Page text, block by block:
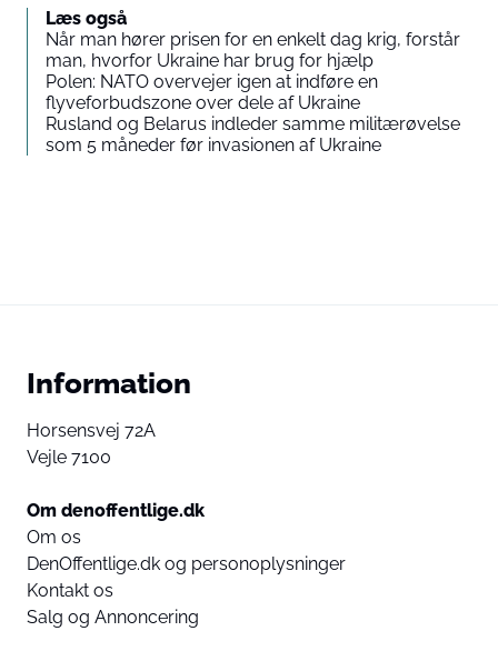
Læs også
Når man hører prisen for en enkelt dag krig, forstår
man, hvorfor Ukraine har brug for hjælp
Polen: NATO overvejer igen at indføre en
flyveforbudszone over dele af Ukraine
Rusland og Belarus indleder samme militærøvelse
som 5 måneder før invasionen af Ukraine
Information
Horsensvej 72A
Vejle 7100
Om denoffentlige.dk
Om os
DenOffentlige.dk og personoplysninger
Kontakt os
Salg og Annoncering